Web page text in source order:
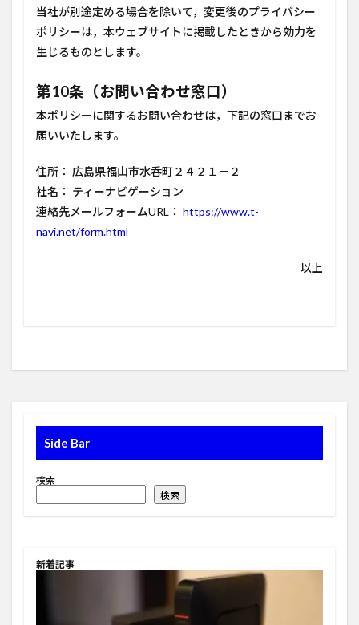
当社が別途定める場合を除いて，変更後のプライバシー
ポリシーは，本ウェブサイトに掲載したときから効力を
生じるものとします。
第10条（お問い合わせ窓口）
本ポリシーに関するお問い合わせは，下記の窓口までお
願いいたします。
住所： 広島県福山市水呑町２４２１－２
社名： ティーナビゲーション
連絡先メールフォームURL： https://www.t-
navi.net/form.html
以上
Side Bar
検索
検索
新着記事